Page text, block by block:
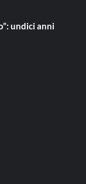
undici anni